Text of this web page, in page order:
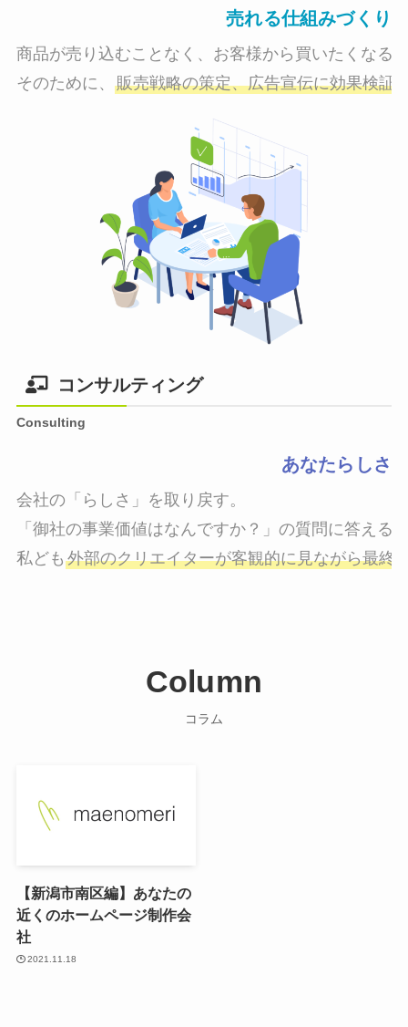
売れる仕組みづくり
商品が売り込むことなく、お客様から買いたくなる
そのために、 販売戦略の策定、広告宣伝に効果検証
コンサルティング
Consulting
あなたらしさ
会社の「らしさ」を取り戻す。
「御社の事業価値はなんですか？」の質問に答える
私ども 外部のクリエイターが客観的に見ながら最終
Column
コラム
【新潟市南区編】あなたの
近くのホームページ制作会
社
2021.11.18